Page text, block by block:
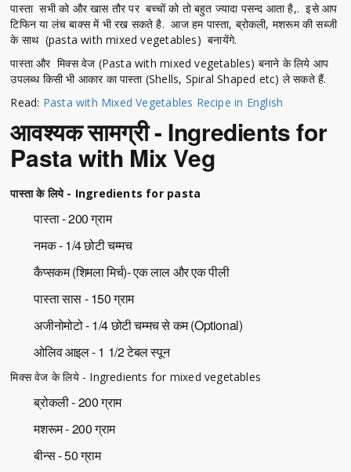
पास्ता सभी को और खास तौर पर बच्चों को तो बहुत ज्यादा पसन्द आता है,. इसे आप
टिफिन या लंच बाक्स में भी रख सकते है. आज हम पास्ता, ब्रोकली, मशरूम की सब्जी
के साथ (pasta with mixed vegetables) बनायेंगे.
पास्ता और मिक्स वेज (Pasta with mixed vegetables) बनाने के लिये आप
उपलब्ध किसी भी आकार का पास्ता (Shells, Spiral Shaped etc) ले सकते हैं.
Read: Pasta with Mixed Vegetables Recipe in English
आवश्यक सामग्री - Ingredients for
Pasta with Mix Veg
पास्ता के लिये - Ingredients for pasta
पास्ता - 200 ग्राम
नमक - 1/4 छोटी चम्मच
कैप्सकम (शिमला मिर्च)- एक लाल और एक पीली
पास्ता सास - 150 ग्राम
अजीनोमोटो - 1/4 छोटी चम्मच से कम (Optional)
ओलिव आइल - 1 1/2 टेबल स्पून
मिक्स वेज के लिये - Ingredients for mixed vegetables
ब्रोकली - 200 ग्राम
मशरूम - 200 ग्राम
बीन्स - 50 ग्राम